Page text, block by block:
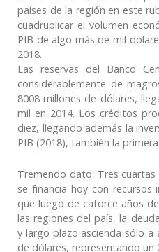
países de la región en este
cuadruplicar el volumen
PIB de algo más de mil
2018.
Las reservas del Banco
considerablemente de
8008 millones de dólares,
mil en 2014. Los créditos
diez, llegando además la
PIB (2018), también la
Tremendo dato: Tres
se financia hoy con
que luego de catorce años
las regiones del país, la
y largo plazo ascienda sólo a
de dólares, representando un